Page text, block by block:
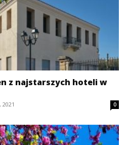
z najstarszych hoteli w
2021 0